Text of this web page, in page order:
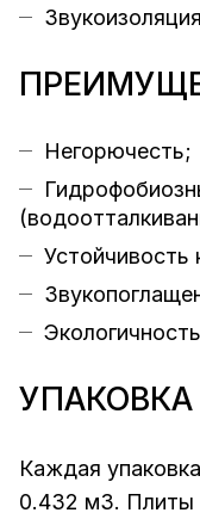
Негорючесть;
Устойчивость
Каждая
0.432 м3. Плиты